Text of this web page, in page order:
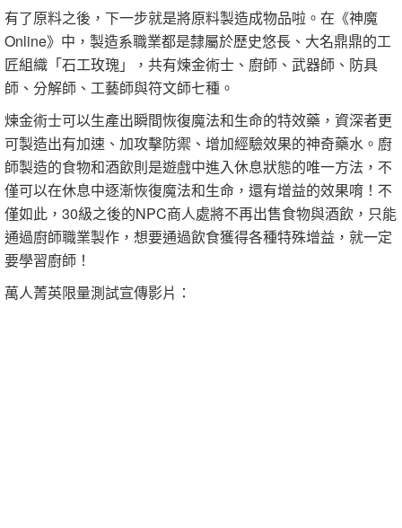
有了原料之後，下一步就是將原料製造成物品啦。在《神魔
Online》中，製造系職業都是隸屬於歷史悠長、大名鼎鼎的工
匠組織「石工玫瑰」，共有煉金術士、廚師、武器師、防具
師、分解師、工藝師與符文師七種。
煉金術士可以生產出瞬間恢復魔法和生命的特效藥，資深者更
可製造出有加速、加攻擊防禦、增加經驗效果的神奇藥水。廚
師製造的食物和酒飲則是遊戲中進入休息狀態的唯一方法，不
僅可以在休息中逐漸恢復魔法和生命，還有增益的效果唷！不
僅如此，30級之後的NPC商人處將不再出售食物與酒飲，只能
通過廚師職業製作，想要通過飲食獲得各種特殊增益，就一定
要學習廚師！
萬人菁英限量測試宣傳影片：